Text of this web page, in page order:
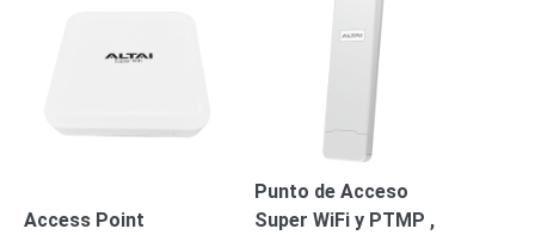
Access Point
Punto de Acceso
Super WiFi y PTMP ,